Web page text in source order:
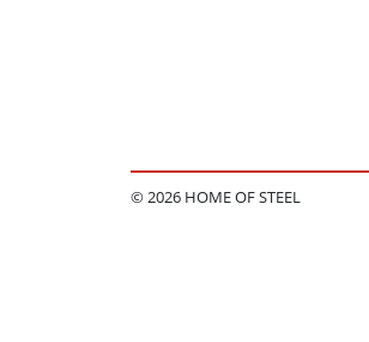
© 2026 HOME OF STEEL